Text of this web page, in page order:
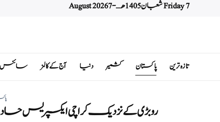
Friday 7 شعبان 1405 هـ - 7 August 2026
تازہ ترین پاکستان کشمیر دنیا آج کے کالمز سائنس
روبڑی کے نزدیک کراچی ایکسپریس